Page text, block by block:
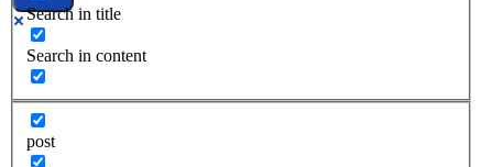
Search in title
Search in content
post